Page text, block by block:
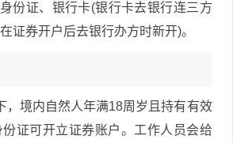
份证、银行卡(银行卡去银行连三方
证券开户后去银行办方时新开)。
，境内自然人年满18周岁且持有有效
证可开立证券账户。工作人员会给